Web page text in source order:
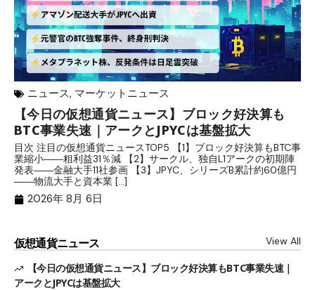
ニュース, マーケットニュース
【今日の仮想通貨ニュース】ブロック好決算も
BTC事業失速｜アークとJPYCは基盤拡大
目次 注目の仮想通貨ニュースTOP5 【1】ブロック好決算もBTC事
業縮小――粗利益31％減 【2】サークル、独自L1アークの初期陣
発表――金融大手11社参画 【3】JPYC、シリーズB累計約60億円
――物流大手と資本業 […]
2026年 8月 6日
仮想通貨ニュース View All
【今日の仮想通貨ニュース】ブロック好決算もBTC事業失速｜
アークとJPYCは基盤拡大